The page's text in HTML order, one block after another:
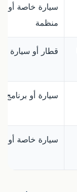
سيارة خاصة أو
منظمة
قطار أو سيارة
سيارة أو
سيارة خاصة أو